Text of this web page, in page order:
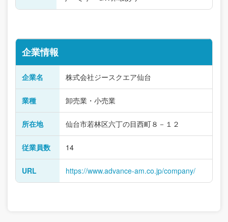
企業情報
企業名 株式会社ジースクエア仙台
業種 卸売業・小売業
所在地 仙台市若林区六丁の目西町８－１２
従業員数 14
URL https://www.advance-am.co.jp/company/